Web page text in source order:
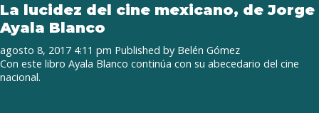
La lucidez del cine mexicano, de Jorge
Ayala Blanco
agosto 8, 2017 4:11 pm Published by Belén Gómez
Con este libro Ayala Blanco continúa con su abecedario del cine
nacional.